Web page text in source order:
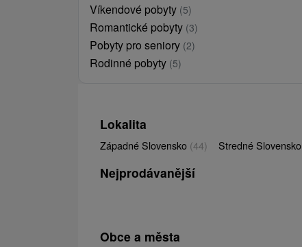
Víkendové pobyty (5)
Romantické pobyty (3)
Pobyty pro seniory (2)
Rodinné pobyty (5)
Lokalita
Západné Slovensko (44) Stredné Slovensko
Nejprodávanější
Obce a města